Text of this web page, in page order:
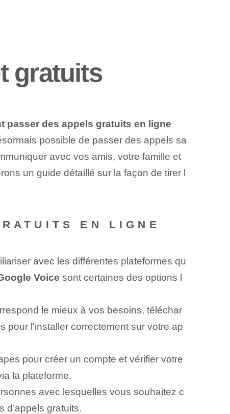
gratuits
passer des appels gratuits en ligne
possible de passer des appels sa
avec vos amis, votre famille et
un guide détaillé sur la façon de tirer l
EN LIGNE
avec les différentes plateformes qu
Voice sont ⁤certaines des options l
le mieux à vos besoins, téléchar
pour l'installer correctement‌ sur votre ⁣ap
pour créer un compte et vérifier votre
la plateforme.
avec lesquelles vous souhaitez c
d’appels gratuits.